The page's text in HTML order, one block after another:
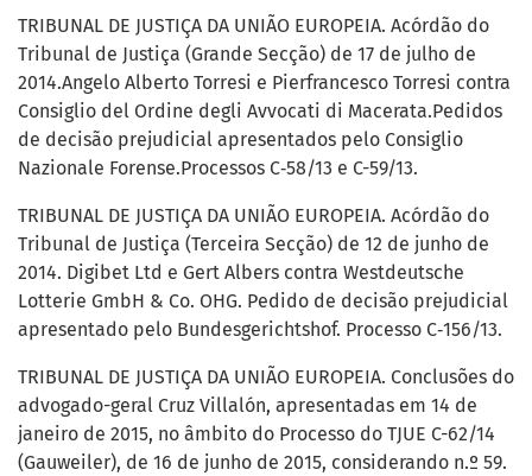
TRIBUNAL DE JUSTIÇA DA UNIÃO EUROPEIA. Acórdão do
Tribunal de Justiça (Grande Secção) de 17 de julho de
2014.Angelo Alberto Torresi e Pierfrancesco Torresi contra
Consiglio del Ordine degli Avvocati di Macerata.Pedidos
de decisão prejudicial apresentados pelo Consiglio
Nazionale Forense.Processos C‑58/13 e C-59/13.
TRIBUNAL DE JUSTIÇA DA UNIÃO EUROPEIA. Acórdão do
Tribunal de Justiça (Terceira Secção) de 12 de junho de
2014. Digibet Ltd e Gert Albers contra Westdeutsche
Lotterie GmbH & Co. OHG. Pedido de decisão prejudicial
apresentado pelo Bundesgerichtshof. Processo C‑156/13.
TRIBUNAL DE JUSTIÇA DA UNIÃO EUROPEIA. Conclusões do
advogado-geral Cruz Villalón, apresentadas em 14 de
janeiro de 2015, no âmbito do Processo do TJUE C-62/14
(Gauweiler), de 16 de junho de 2015, considerando n.º 59.